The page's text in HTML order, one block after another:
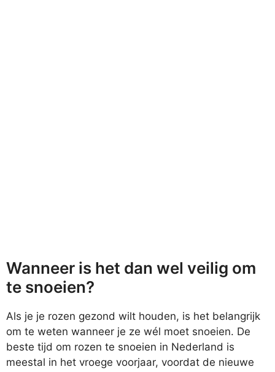
Wanneer is het dan wel veilig om
te snoeien?
Als je je rozen gezond wilt houden, is het belangrijk
om te weten wanneer je ze wél moet snoeien. De
beste tijd om rozen te snoeien in Nederland is
meestal in het vroege voorjaar, voordat de nieuwe